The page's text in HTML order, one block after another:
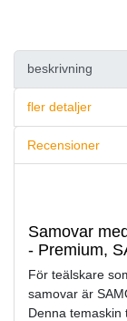
beskrivning
fler detaljer
Recensioner
Samovar
- Premium,
För teälskare
samovar är
Denna temaskin